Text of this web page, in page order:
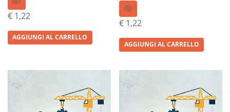
€ 1,22
AGGIUNGI AL CARRELLO
€ 1,22
AGGIUNGI AL CARRELLO